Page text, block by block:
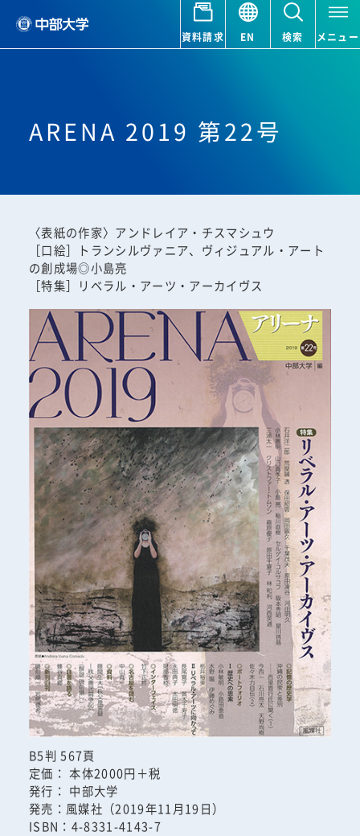
資料請求 EN 検索 メニュー
ARENA 2019 第22号
〈表紙の作家〉アンドレイア・チスマシュウ
［口絵］トランシルヴァニア、ヴィジュアル・アート
の創成場◎小島亮
［特集］リベラル・アーツ・アーカイヴス
B5判 567頁
定価： 本体2000円＋税
発行： 中部大学
発売：風媒社（2019年11月19日）
ISBN：4-8331-4143-7